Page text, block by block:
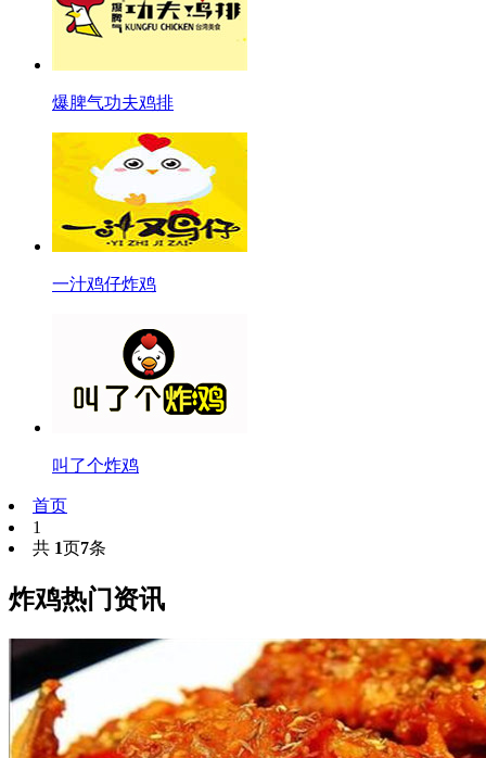
爆脾气功夫鸡排
一汁鸡仔炸鸡
叫了个炸鸡
首页
1
共 1页7条
炸鸡热门资讯